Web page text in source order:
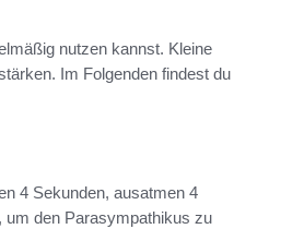
nutzen kannst. Kleine
Im Folgenden findest du
4 Sekunden, ausatmen 4
um den Parasympathikus zu